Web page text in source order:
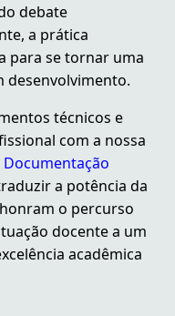
debate
a prática
para se tornar uma
desenvolvimento.
técnicos e
com a nossa
a potência da
o percurso
docente a um
acadêmica